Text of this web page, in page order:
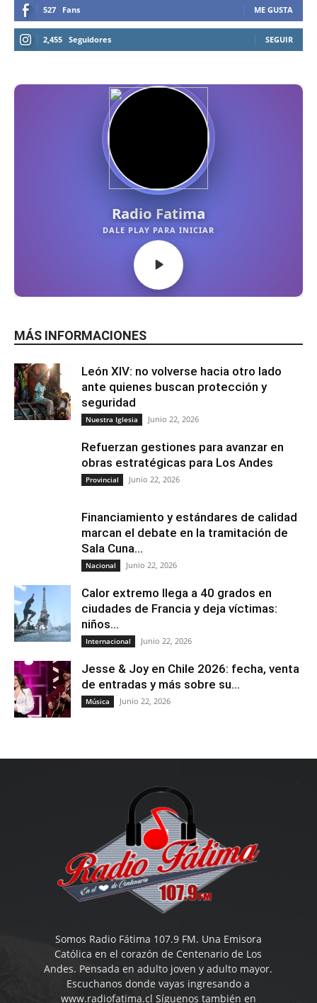
527 Fans ME GUSTA
2,455 Seguidores SEGUIR
MÁS INFORMACIONES
León XIV: no volverse hacia otro lado
ante quienes buscan protección y
seguridad
Nuestra Iglesia Junio 22, 2026
Refuerzan gestiones para avanzar en
obras estratégicas para Los Andes
Provincial Junio 22, 2026
Financiamiento y estándares de calidad
marcan el debate en la tramitación de
Sala Cuna...
Nacional Junio 22, 2026
Calor extremo llega a 40 grados en
ciudades de Francia y deja víctimas:
niños...
Internacional Junio 22, 2026
Jesse & Joy en Chile 2026: fecha, venta
de entradas y más sobre su...
Música Junio 22, 2026
Somos Radio Fátima 107.9 FM. Una Emisora
Católica en el corazón de Centenario de Los
Andes. Pensada en adulto joven y adulto mayor.
Escuchanos donde vayas ingresando a
www.radiofatima.cl Síguenos también en